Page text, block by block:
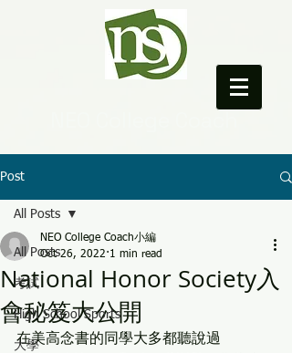
Post
All Posts
考試
High School Sports
大學
All Posts
National Honor Society入
會秘笈大公開
NEO College Coach小編
Oct 26, 2022 1 min read
在美高念書的同學大多都聽說過